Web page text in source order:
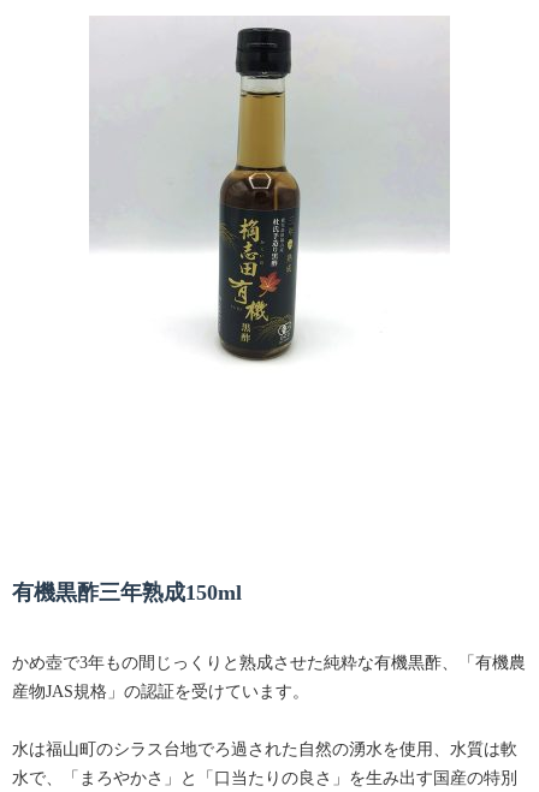
有機黒酢三年熟成150ml
かめ壺で3年もの間じっくりと熟成させた純粋な有機黒酢、「有機農
産物JAS規格」の認証を受けています。
水は福山町のシラス台地でろ過された自然の湧水を使用、水質は軟
水で、「まろやかさ」と「口当たりの良さ」を生み出す国産の特別